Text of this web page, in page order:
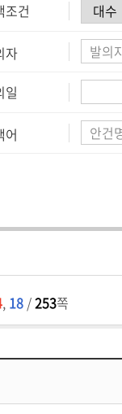
조건
자
일
어
, 18 /253쪽